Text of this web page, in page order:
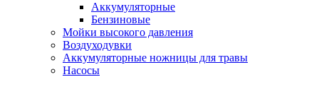
Аккумуляторные
Бензиновые
Мойки высокого давления
Воздуходувки
Аккумуляторные ножницы для травы
Насосы